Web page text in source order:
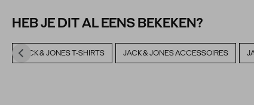
HEB JE DIT AL EENS BEKEKEN?
JACK & JONES T-SHIRTS JACK & JONES ACCESSOIRES